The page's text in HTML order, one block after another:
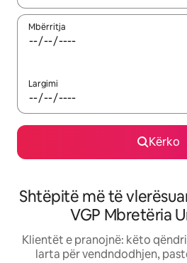
Mbërritja
Largimi
Kërko
Shtëpitë më të
VGP Mbretëria
Klientët e pranojnë: këto
larta për vendndodhjen,